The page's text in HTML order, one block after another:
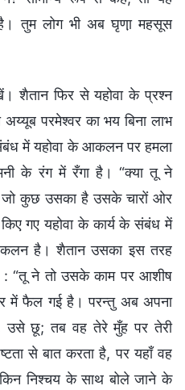
तुम लोग भी अब घृणा़ महसूस
शैतान फिर से यहोवा के प्रश्न
परमेश्वर का भय बिना लाभ
में यहोवा के आकलन पर हमला
के रंग में रँगा है। “क्या तू ने
कुछ उसका है उसके चारों ओर
गए यहोवा के कार्य के संबंध में
है। शैतान उसका इस तरह
“तू ने तो उसके काम पर आशीष
में फैल गई है। परन्तु अब अपना
उसे छू; तब वह तेरे मुँह पर तेरी
से बात करता है, पर यहाँ वह
निश्चय के साथ बोले जाने के